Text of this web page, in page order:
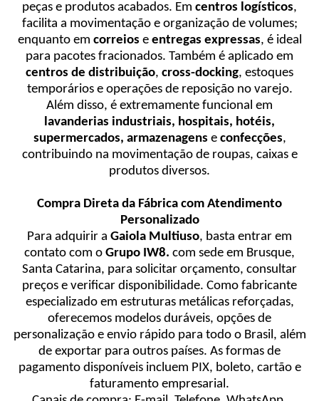
peças e produtos acabados. Em centros logísticos,
facilita a movimentação e organização de volumes;
enquanto em correios e entregas expressas, é ideal
para pacotes fracionados. Também é aplicado em
centros de distribuição, cross-docking, estoques
temporários e operações de reposição no varejo.
Além disso, é extremamente funcional em
lavanderias industriais, hospitais, hotéis,
supermercados, armazenagens econfecções,
contribuindo na movimentação de roupas, caixas e
produtos diversos.
Compra Direta da Fábrica com Atendimento
Personalizado
Para adquirir a Gaiola Multiuso, basta entrar em
contato com o Grupo IW8. com sede em Brusque,
Santa Catarina, para solicitar orçamento, consultar
preços e verificar disponibilidade. Como fabricante
especializado em estruturas metálicas reforçadas,
oferecemos modelos duráveis, opções de
personalização e envio rápido para todo o Brasil, além
de exportar para outros países. As formas de
pagamento disponíveis incluem PIX, boleto, cartão e
faturamento empresarial.